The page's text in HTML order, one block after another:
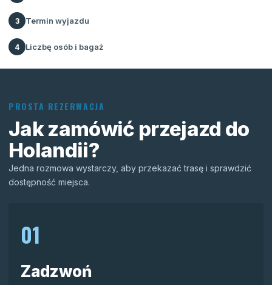
3 Termin wyjazdu
4 Liczbę osób i bagaż
PROSTA REZERWACJA
Jak zamówić przejazd do
Holandii?
Jedna rozmowa wystarczy, aby przekazać trasę i sprawdzić
dostępność miejsca.
01
Zadzwoń